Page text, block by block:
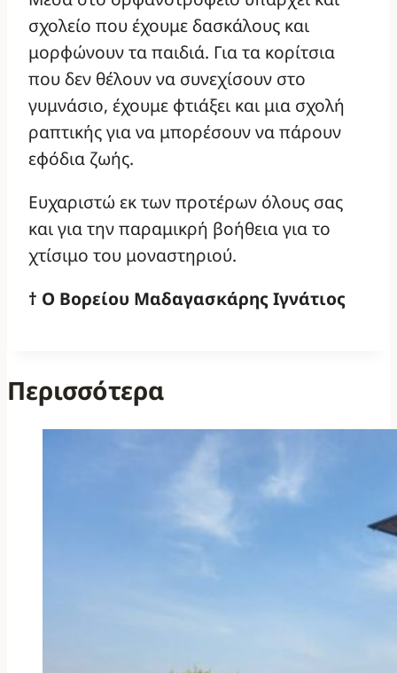
σχολείο που έχουμε δασκάλους και
μορφώνουν τα παιδιά. Για τα κορίτσια
που δεν θέλουν να συνεχίσουν στο
γυμνάσιο, έχουμε φτιάξει και μια σχολή
ραπτικής για να μπορέσουν να πάρουν
εφόδια ζωής.
Ευχαριστώ εκ των προτέρων όλους σας
και για την παραμικρή βοήθεια για το
χτίσιμο του μοναστηριού.
† Ο Βορείου Μαδαγασκάρης Ιγνάτιος
Περισσότερα